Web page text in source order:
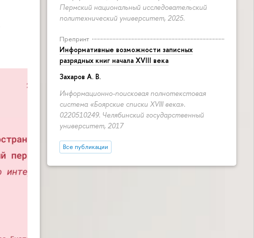
Пермский национальный исследовательский
политехнический университет, 2025.
Препринт
Информативные возможности записных
разрядных книг начала XVIII века
Захаров А. В.
Информационно-поисковая полнотекстовая
система «Боярские списки XVIII века».
0220510249. Челябинский государственный
университет, 2017
Все публикации